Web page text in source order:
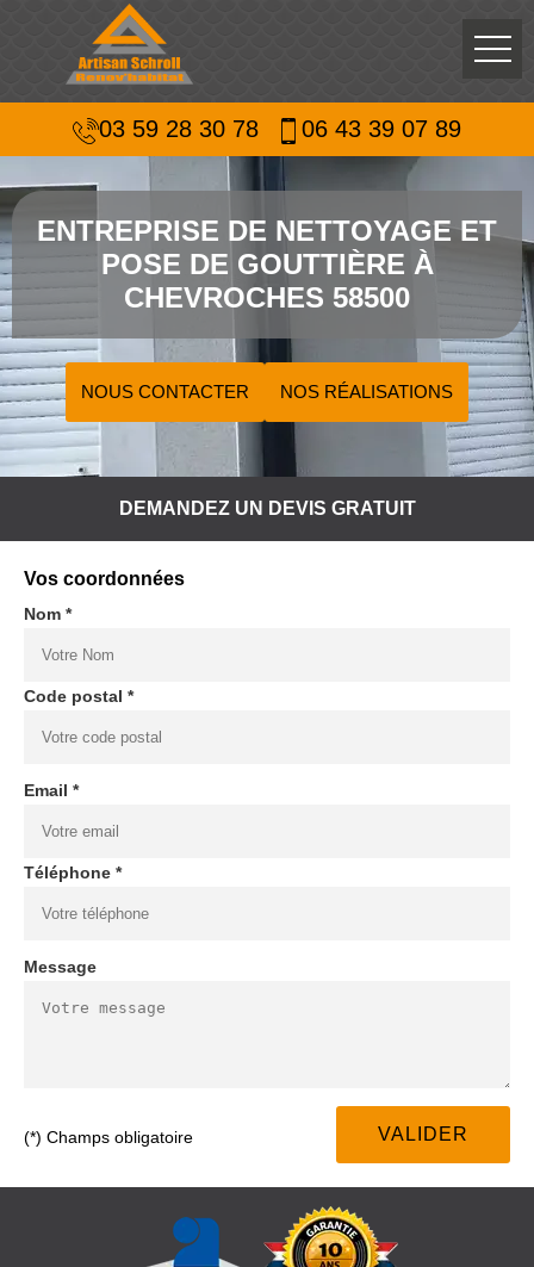
03 59 28 30 78 06 43 39 07 89
ENTREPRISE DE NETTOYAGE ET
POSE DE GOUTTIÈRE À
CHEVROCHES 58500
NOUS CONTACTER NOS RÉALISATIONS
DEMANDEZ UN DEVIS GRATUIT
Vos coordonnées
Nom *
Code postal *
Email *
Téléphone *
Message
(*) Champs obligatoire